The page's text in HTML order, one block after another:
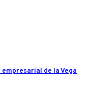
empresarial de la Vega